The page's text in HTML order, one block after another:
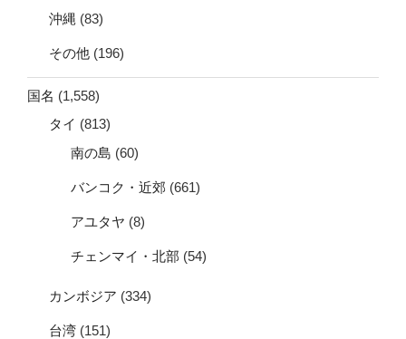
沖縄 (83)
その他 (196)
国名 (1,558)
タイ (813)
南の島 (60)
バンコク・近郊 (661)
アユタヤ (8)
チェンマイ・北部 (54)
カンボジア (334)
台湾 (151)